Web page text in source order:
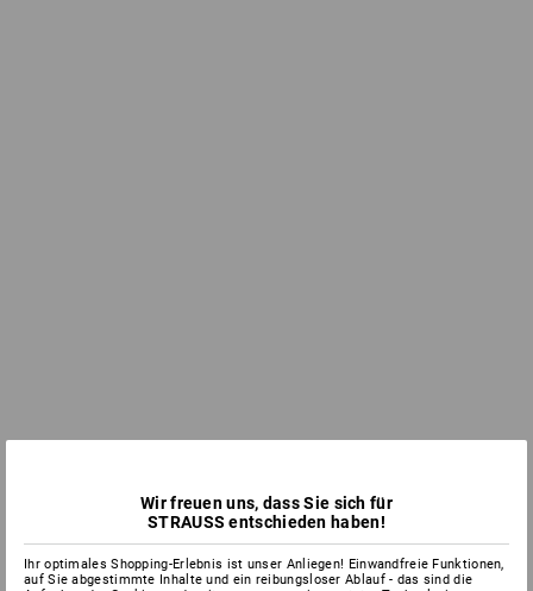
Wir freuen uns, dass Sie sich für
STRAUSS entschieden haben!
Ihr optimales Shopping-Erlebnis ist unser Anliegen! Einwandfreie Funktionen,
auf Sie abgestimmte Inhalte und ein reibungsloser Ablauf - das sind die